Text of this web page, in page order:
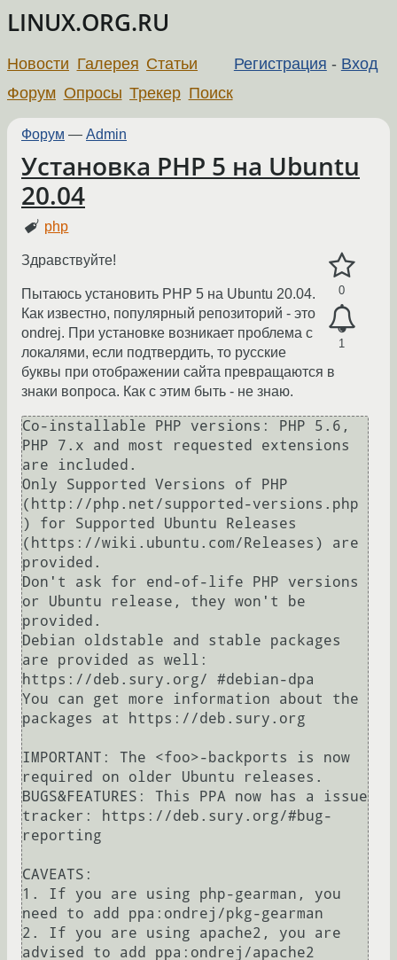
LINUX.ORG.RU
Регистрация - Вход
Новости Галерея Статьи
Форум Опросы Трекер Поиск
Форум — Admin
Установка PHP 5 на Ubuntu
20.04
php
0
1
Здравствуйте!
Пытаюсь установить PHP 5 на Ubuntu 20.04.
Как известно, популярный репозиторий - это
ondrej. При установке возникает проблема с
локалями, если подтвердить, то русские
буквы при отображении сайта превращаются в
знаки вопроса. Как с этим быть - не знаю.
Co-installable PHP versions: PHP 5.6,
PHP 7.x and most requested extensions
are included.
Only Supported Versions of PHP
(http://php.net/supported-versions.php
) for Supported Ubuntu Releases
(https://wiki.ubuntu.com/Releases) are
provided.
Don't ask for end-of-life PHP versions
or Ubuntu release, they won't be
provided.
Debian oldstable and stable packages
are provided as well:
https://deb.sury.org/ #debian-dpa
You can get more information about the
packages at https://deb.sury.org
IMPORTANT: The <foo>-backports is now
required on older Ubuntu releases.
BUGS&FEATURES: This PPA now has a issue
tracker: https://deb.sury.org/#bug-
reporting
CAVEATS:
1. If you are using php-gearman, you
need to add ppa:ondrej/pkg-gearman
2. If you are using apache2, you are
advised to add ppa:ondrej/apache2